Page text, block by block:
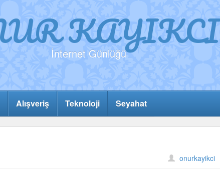
KAYIKCI
İnternet Günlüğü
Alışveriş Teknoloji Seyahat
onurkayikci